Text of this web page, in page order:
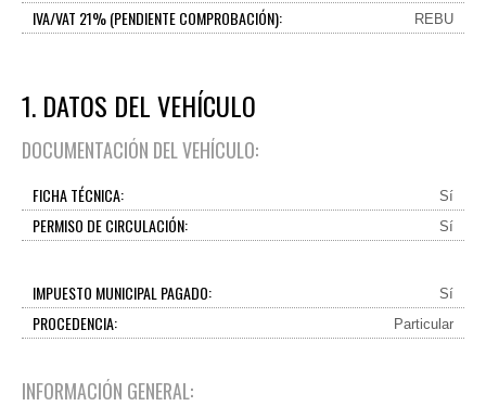
IVA/VAT 21% (PENDIENTE COMPROBACIÓN): REBU
1. DATOS DEL VEHÍCULO
DOCUMENTACIÓN DEL VEHÍCULO:
FICHA TÉCNICA: Sí
PERMISO DE CIRCULACIÓN: Sí
IMPUESTO MUNICIPAL PAGADO: Sí
PROCEDENCIA: Particular
INFORMACIÓN GENERAL: